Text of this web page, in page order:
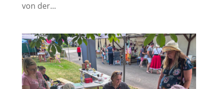
von der...